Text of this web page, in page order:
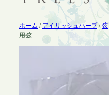
ホーム / アイリッシュハープ/弦
用弦